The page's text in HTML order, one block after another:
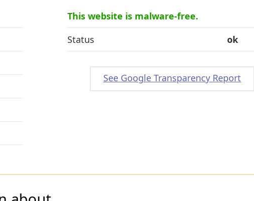
This website is malware-free.
Status
ok
See Google Transparency Report